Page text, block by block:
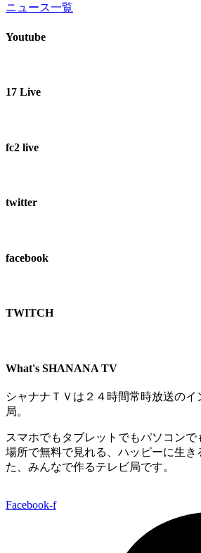
ニュース一覧
Youtube
17 Live
fc2 live
twitter
facebook
TWITCH​
What's SHANANA TV
シャナナＴＶは２４時間常時放送の
局。
スマホでもタブレットでもパソコン
場所で無料で見れる、 ハッピーに生き
た、みんなで作るテレビ局です。
Facebook-f